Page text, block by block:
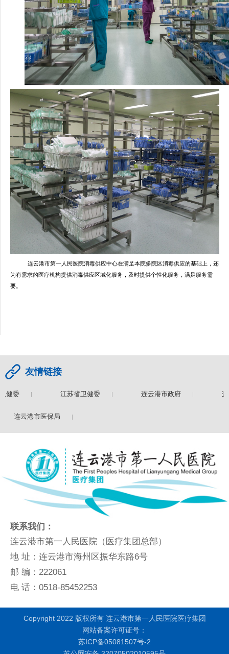
连云港市第一人民医院消毒供应中心在满足本院多院区消毒供应的基础上，还
为有需求的医疗机构提供消毒供应区域化服务，及时提供个性化服务，满足服务需
要。
友情链接
委 江苏省卫健委 连云港市政府 连
连云港市医保局
联系我们：
连云港市第一人民医院（医疗集团总部）
地 址：连云港市海州区振华东路6号
邮 编：222061
电 话：0518-85452253
Copyright 2022 版权所有 连云港市第一人民医院医疗集团
网站备案许可证号：
苏ICP备05081507号-2